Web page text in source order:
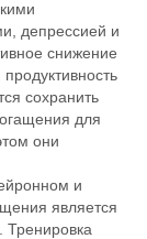
депрессией и
снижение
сохранить
для
они
и
является
Тренировка